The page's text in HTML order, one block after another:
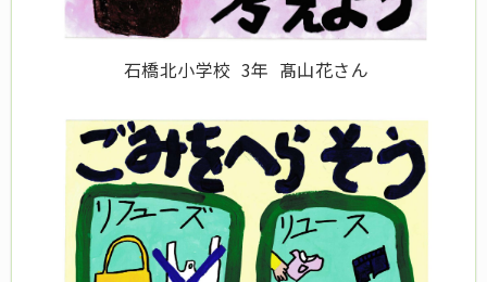
石橋北小学校 3年 髙山花さん